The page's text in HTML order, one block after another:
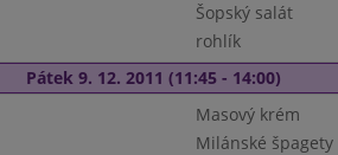
Šopský salát
rohlík
Pátek 9. 12. 2011 (11:45 - 14:00)
Masový krém
Milánské špagety